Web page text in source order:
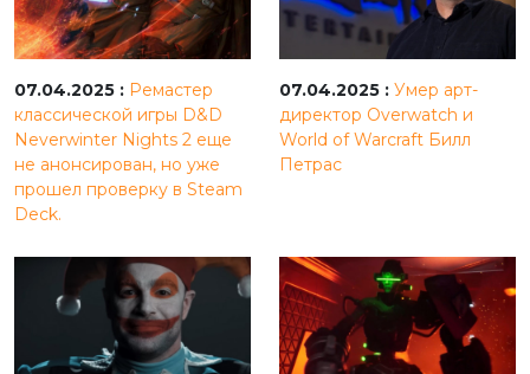
07.04.2025 : Ремастер
классической игры D&D
Neverwinter Nights 2 еще
не анонсирован, но уже
прошел проверку в Steam
Deck.
07.04.2025 : Умер арт-
директор Overwatch и
World of Warcraft Билл
Петрас